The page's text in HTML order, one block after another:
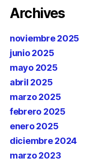
Archives
noviembre 2025
junio 2025
mayo 2025
abril 2025
marzo 2025
febrero 2025
enero 2025
diciembre 2024
marzo 2023